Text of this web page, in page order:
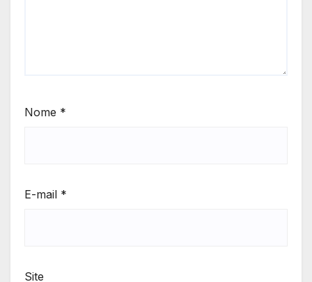
Nome *
E-mail *
Site